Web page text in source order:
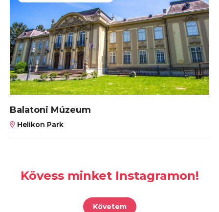
Balatoni Múzeum
Helikon Park
Kövess minket Instagramon!
Követem